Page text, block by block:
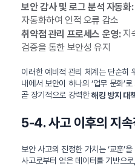
보안 감사 및 로그 분석 자동화:
자동화하여 인적 오류 감소
취약점 관리 프로세스 운영:지
검증을 통한 보안성 유지
이러한 예비적 관리 체계는 단순히
내에서 보안이 하나의 ‘업무 문화’
곧 장기적으로 강력한해킹 방지 대
5-4. 사고 이후의 지
보안 사고의 진정한 가치는 ‘교훈’
사고로부터 얻은 데이터를 기반으